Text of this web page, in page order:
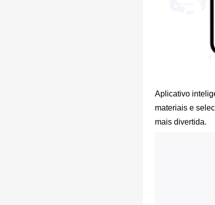
Aplicativo
materiais e
mais divertida.